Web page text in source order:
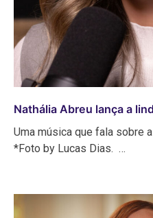
Nathália Abreu lança a
Uma música que fala sobre
*Foto by Lucas Dias. …